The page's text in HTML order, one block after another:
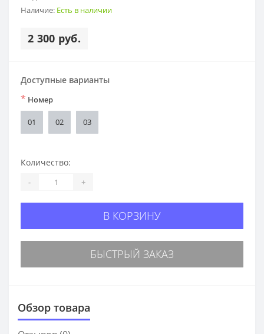
Наличие: Есть в наличии
2 300 руб.
Доступные варианты
* Номер
01 02 03
Количество:
- +
В КОРЗИНУ
БЫСТРЫЙ ЗАКАЗ
Обзор товара